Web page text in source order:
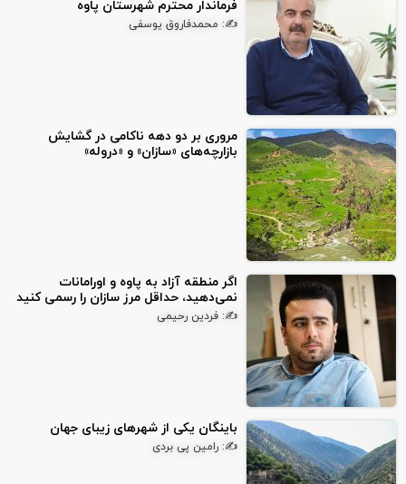
فرماندار محترم شهرستان پاوه
✍: محمدفاروق یوسفی
مروری بر دو دهه ناکامی در گشایش
بازارچه‌های «سازان» و «دروله»
اگر منطقه آزاد به پاوه و اورامانات
نمی‌دهید، حداقل مرز سازان را رسمی کنید
✍: فردین رحیمی
باینگان یکی از شهرهای زیبای جهان
✍: رامین پی بردی